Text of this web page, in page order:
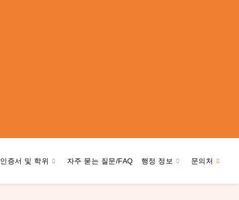
인증서 및 학위 자주 묻는 질문/FAQ 행정 정보 문의처